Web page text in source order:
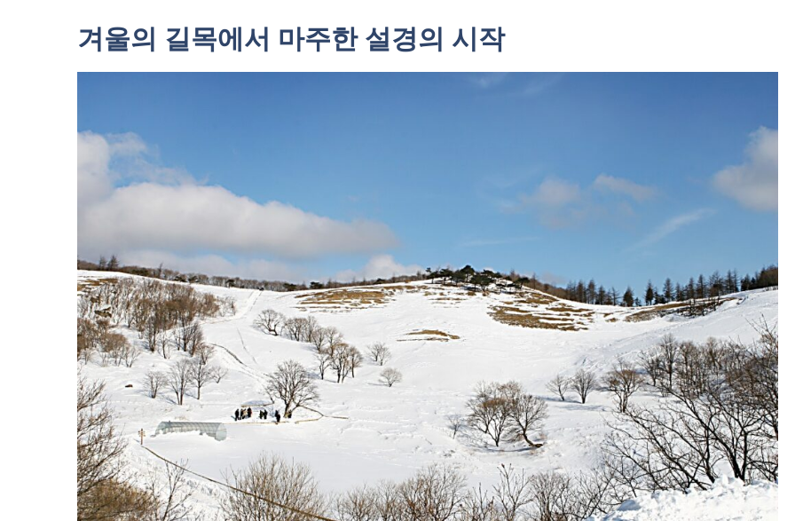
겨울의 길목에서 마주한 설경의 시작